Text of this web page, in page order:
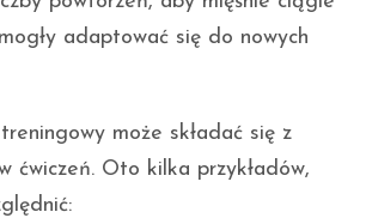
adaptować się do nowych
może składać się z
ćwiczeń. Oto kilka przykładów,